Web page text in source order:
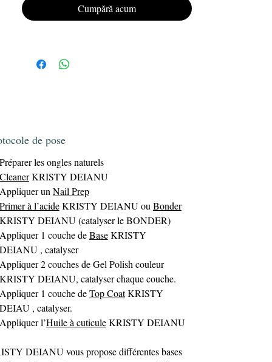
Offrez à vos ongles un look impeccable et
durable avec le vernis semi-permanentGel
Cumpără acum
de pose
Préparer les ongles naturels
CleanerKRISTY DEIANU
Appliquer unNail Prep
Primer à l’acideKRISTY DEIANU ouBonder
KRISTY DEIANU (catalyser le BONDER)
Appliquer 1 couche deBaseKRISTY
DEIANU , catalyser
Appliquer 2 couches de Gel Polish couleur
KRISTY DEIANU, catalyser chaque couche.
Appliquer 1 couche deTop CoatKRISTY
DEIAU , catalyser.
Appliquer l’Huile à cuticuleKRISTY DEIANU
DEIANU vous propose différentes bases